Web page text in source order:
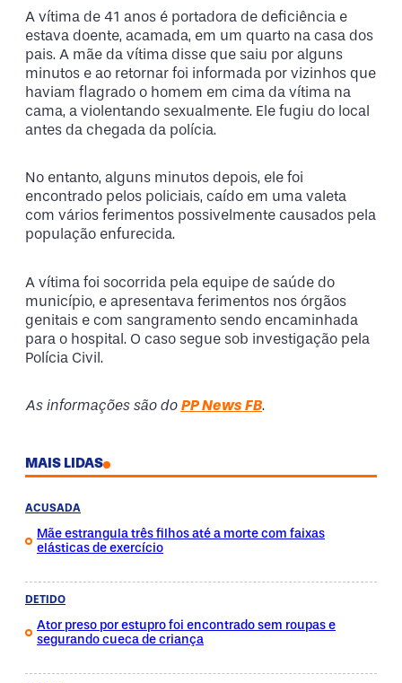
A vítima de 41 anos é portadora de deficiência e
estava doente, acamada, em um quarto na casa dos
pais. A mãe da vítima disse que saiu por alguns
minutos e ao retornar foi informada por vizinhos que
haviam flagrado o homem em cima da vítima na
cama, a violentando sexualmente. Ele fugiu do local
antes da chegada da polícia.
No entanto, alguns minutos depois, ele foi
encontrado pelos policiais, caído em uma valeta
com vários ferimentos possivelmente causados pela
população enfurecida.
A vítima foi socorrida pela equipe de saúde do
município, e apresentava ferimentos nos órgãos
genitais e com sangramento sendo encaminhada
para o hospital. O caso segue sob investigação pela
Polícia Civil.
As informações são do PP News FB.
MAIS LIDAS
ACUSADA
Mãe estrangula três filhos até a morte com faixas
elásticas de exercício
DETIDO
Ator preso por estupro foi encontrado sem roupas e
segurando cueca de criança